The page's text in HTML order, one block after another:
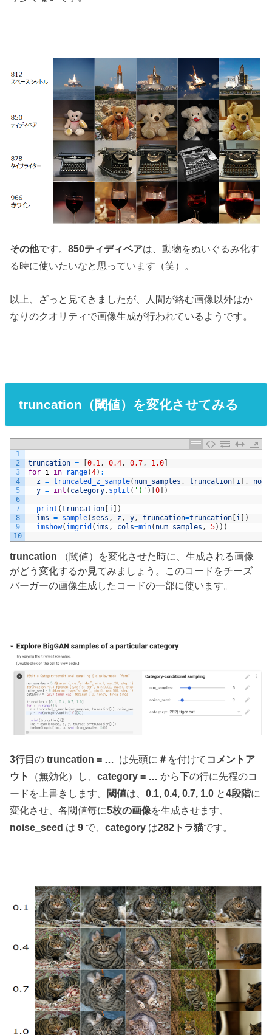
その他です。850ティディベアは、動物をぬいぐるみ化す
る時に使いたいなと思っています（笑）。
以上、ざっと見てきましたが、人間が絡む画像以外はか
なりのクオリティで画像生成が行われているようです。
truncation（閾値）を変化させてみる
1
2
3
4
5
6
7
8
9
10
truncation = [0.1, 0.4, 0.7, 1.0
for i in range(4) :
z = truncated_z_sample( num_samples , truncation i ,
y = int ( category. split ( ')' ) [0 )
print (truncation i
)
ims
= sample( sess , z, y, truncation=truncation i
)
imshow( imgrid ( ims , cols=min( num_samples , 5) ) )
truncation （閾値）を変化させた時に、生成される画像
がどう変化するか見てみましょう。このコードをチーズ
バーガーの画像生成したコードの一部に使います。
3行目の truncation = … は先頭に ＃ を付けて コメントア
ウト
（無効化）し、category = … から下の行に先程のコ
ードを上書きします。 閾値は、0.1, 0.4, 0.7, 1.0 と4段階に
変化させ、各閾値毎に5枚の画像を生成させます、
noise_seed は9 で、category は282トラ猫です。